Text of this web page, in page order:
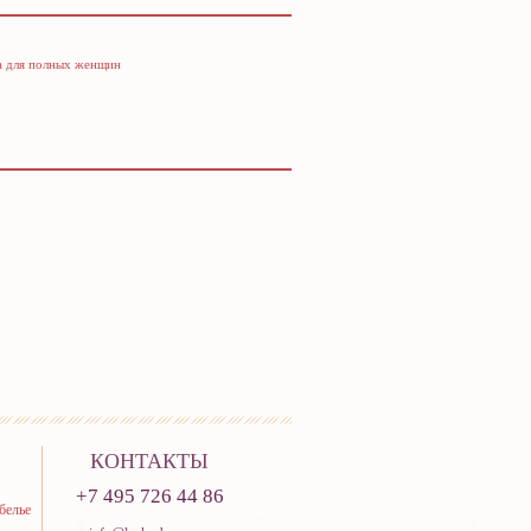
для полных женщин
КОНТАКТЫ
+7 495 726 44 86